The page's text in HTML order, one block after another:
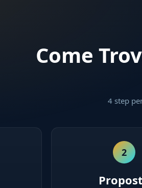
Come
4 step
2